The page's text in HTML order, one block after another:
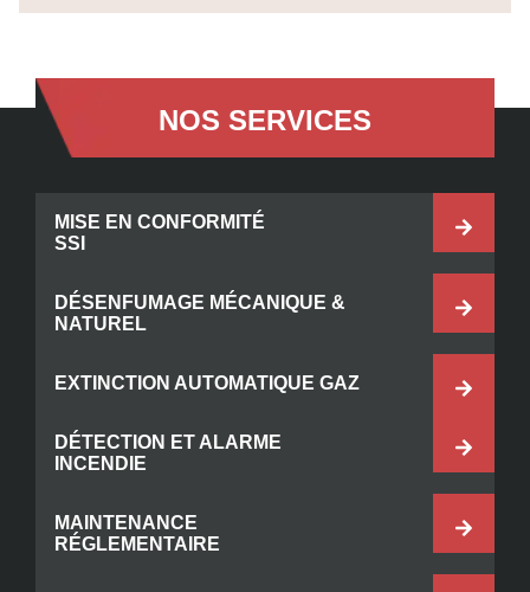
NOS SERVICES
MISE EN CONFORMITÉ
SSI
DÉSENFUMAGE MÉCANIQUE &
NATUREL
EXTINCTION AUTOMATIQUE GAZ
DÉTECTION ET ALARME
INCENDIE
MAINTENANCE
RÉGLEMENTAIRE